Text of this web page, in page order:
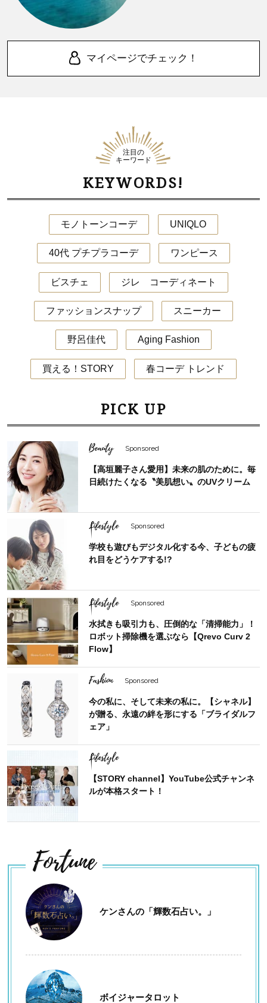
マイページでチェック！
注目の
キーワード
KEYWORDS!
モノトーンコーデ UNIQLO
40代 プチプラコーデ ワンピース
ビスチェ ジレ コーディネート
ファッションスナップ スニーカー
野呂佳代 Aging Fashion
買える！STORY 春コーデ トレンド
PICK UP
Beauty Sponsored
【高垣麗子さん愛用】未来の肌のために。毎
日続けたくなる〝美肌想い〟のUVクリーム
Lifestyle Sponsored
学校も遊びもデジタル化する今、子どもの疲
れ目をどうケアする!?
Lifestyle Sponsored
水拭きも吸引力も、圧倒的な「清掃能力」！
ロボット掃除機を選ぶなら【Qrevo Curv 2
Flow】
Fashion Sponsored
今の私に、そして未来の私に。【シャネル】
が贈る、永遠の絆を形にする「ブライダルフ
ェア」
Lifestyle
【STORY channel】YouTube公式チャンネ
ルが本格スタート！
Fortune
ケンさんの「輝数石占い。」
ボイジャータロット